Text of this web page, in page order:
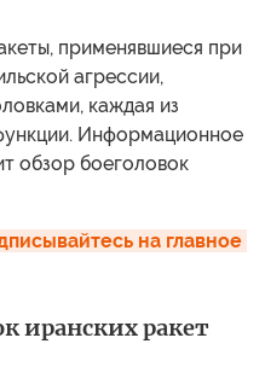
применявшиеся при
агрессии,
каждая из
Информационное
обзор боеголовок
на главное
иранских ракет